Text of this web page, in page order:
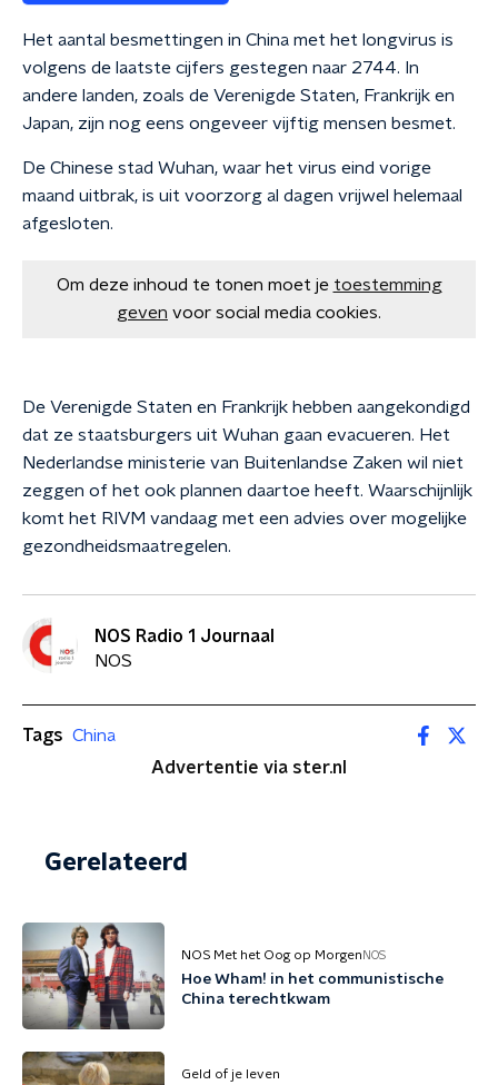
Het aantal besmettingen in China met het longvirus is
volgens de laatste cijfers gestegen naar 2744. In
andere landen, zoals de Verenigde Staten, Frankrijk en
Japan, zijn nog eens ongeveer vijftig mensen besmet.
De Chinese stad Wuhan, waar het virus eind vorige
maand uitbrak, is uit voorzorg al dagen vrijwel helemaal
afgesloten.
Om deze inhoud te tonen moet je toestemming
geven voor social media cookies.
De Verenigde Staten en Frankrijk hebben aangekondigd
dat ze staatsburgers uit Wuhan gaan evacueren. Het
Nederlandse ministerie van Buitenlandse Zaken wil niet
zeggen of het ook plannen daartoe heeft. Waarschijnlijk
komt het RIVM vandaag met een advies over mogelijke
gezondheidsmaatregelen.
NOS Radio 1 Journaal
NOS
Tags China
Advertentie via ster.nl
Gerelateerd
NOS Met het Oog op Morgen NOS
Hoe Wham! in het communistische
China terechtkwam
Geld of je leven